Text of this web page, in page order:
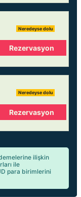
Neredeyse dolu
Rezervasyon
Neredeyse dolu
Rezervasyon
ilişkin
ile
para birimlerini